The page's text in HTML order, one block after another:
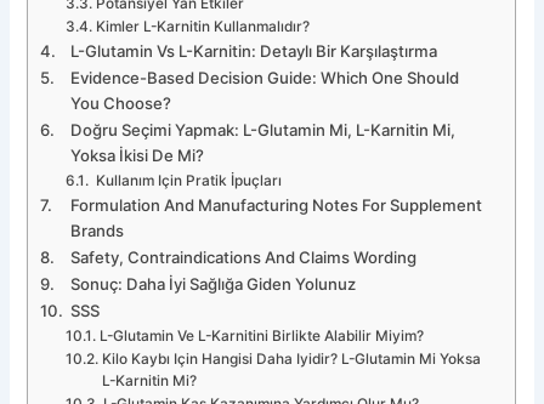
Potansiyel Yan Etkiler
Kimler L-Karnitin Kullanmalıdır?
L-Glutamin Vs L-Karnitin: Detaylı Bir Karşılaştırma
Evidence-Based Decision Guide: Which One Should
You Choose?
Doğru Seçimi Yapmak: L-Glutamin Mi, L-Karnitin Mi,
Yoksa İkisi De Mi?
Kullanım Için Pratik İpuçları
Formulation And Manufacturing Notes For Supplement
Brands
Safety, Contraindications And Claims Wording
Sonuç: Daha İyi Sağlığa Giden Yolunuz
SSS
L-Glutamin Ve L-Karnitini Birlikte Alabilir Miyim?
Kilo Kaybı Için Hangisi Daha Iyidir? L-Glutamin Mi Yoksa
L-Karnitin Mi?